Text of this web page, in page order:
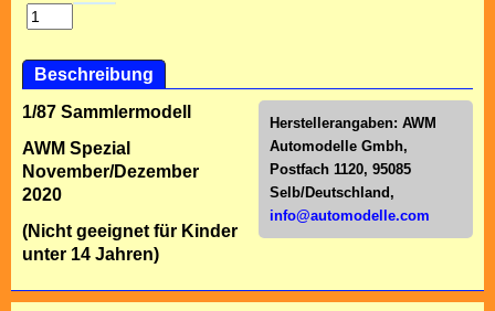
Beschreibung
Herstellerangaben: AWM
Automodelle Gmbh,
Postfach 1120, 95085
Selb/Deutschl and,
info@automodelle.com
1/87 Sammlermodell
AWM Spezial
November/Dezember
2020
(Nicht geeignet für Kinder
unter 14 Jahren)